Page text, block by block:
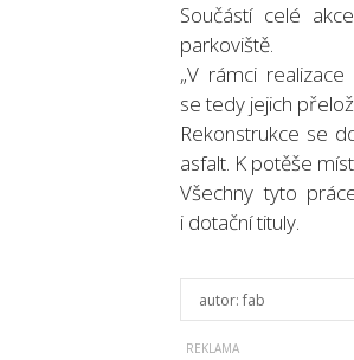
Součástí celé
parkoviště.
„V rámci
se tedy jejich
Rekonstrukce se
asfalt. K potěše
Všechny tyto
i dotační tituly.
autor: fab